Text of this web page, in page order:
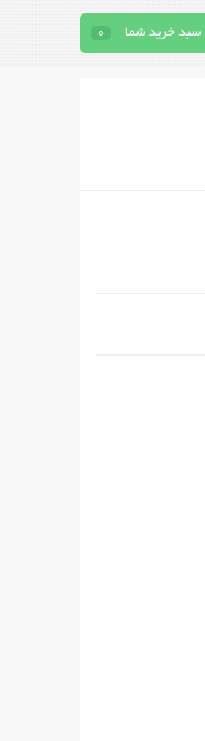
سبد خرید شما 0